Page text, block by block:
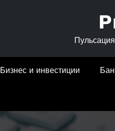
Бизнес и инвестиции